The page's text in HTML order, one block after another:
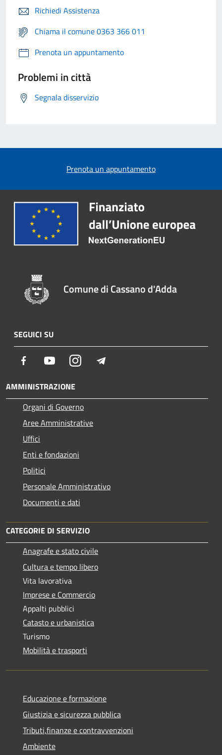
Richiedi Assistenza
Chiama il comune 0363 366 011
Prenota un appuntamento
Problemi in città
Segnala disservizio
Prenota un appuntamento
Comune di Cassano d'Adda
SEGUICI SU
Facebook YoutubeInstagram
AMMINISTRAZIONE
Organi di Governo
Aree Amministrative
Uffici
Enti e fondazioni
Politici
Personale Amministrativo
Documenti e dati
CATEGORIE DI SERVIZIO
Anagrafe e stato civile
Cultura e tempo libero
Vita lavorativa
Imprese e Commercio
Appalti pubblici
Catasto e urbanistica
Turismo
Mobilità e trasporti
Educazione e formazione
Giustizia e sicurezza pubblica
Tributi,finanze e contravvenzioni
Ambiente